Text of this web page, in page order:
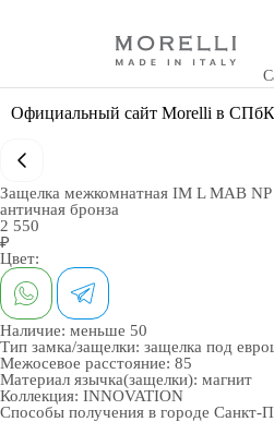
Официальный сайт Morelli в СПб
Защелка межкомнатная IM L MAB NP
античная бронза
2 550
₽
Цвет:
Наличие: меньше 50
Тип замка/защелки: защелка под
Межосевое расстояние: 85
Материал язычка(защелки): магнит
Коллекция: INNOVATION
Способы получения в городе Санкт-